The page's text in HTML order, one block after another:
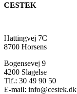
CESTEK
Hattingvej 7C
8700 Horsens
Bogensevej 9
4200 Slagelse
Tlf.: 30 49 90 50
E-mail: info@cestek.dk